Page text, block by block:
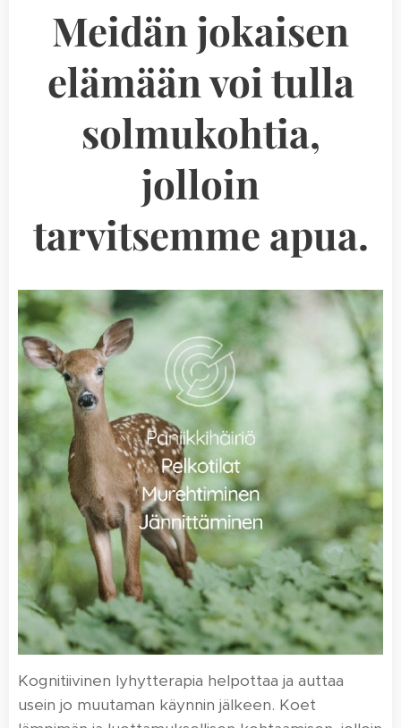
Meidän jokaisen
elämään voi tulla
solmukohtia,
jolloin
tarvitsemme apua.
Kognitiivinen lyhytterapia helpottaa ja auttaa
usein jo muutaman käynnin jälkeen. Koet